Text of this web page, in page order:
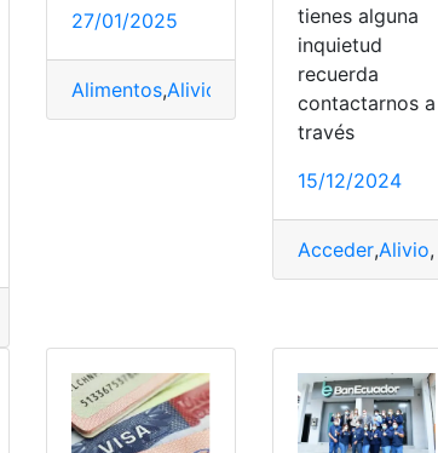
27/01/2025
Alimentos,Alivio Económico,Ecuatorianas
tienes alguna
inquietud
recuerda
contactarnos a
través
15/12/2024
Acceder,Alivio,